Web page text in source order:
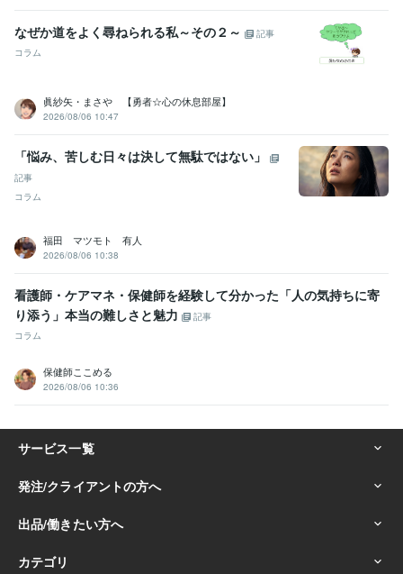
なぜか道をよく尋ねられる私～その２～
記事
コラム
眞紗矢・まさや 【勇者☆心の休息部屋】
2026/08/06 10:47
「悩み、苦しむ日々は決して無駄ではない」
記事
コラム
福田 マツモト 有人
2026/08/06 10:38
看護師・ケアマネ・保健師を経験して分かった「人の気持ちに寄
り添う」本当の難しさと魅力
記事
コラム
保健師ここめる
2026/08/06 10:36